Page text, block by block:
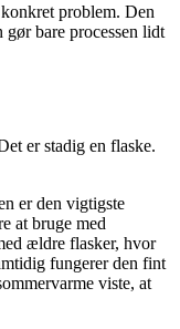
problem. Den
bare processen lidt
er stadig en flaske.
er den vigtigste
at bruge med
ældre flasker, hvor
fungerer den fint
viste, at